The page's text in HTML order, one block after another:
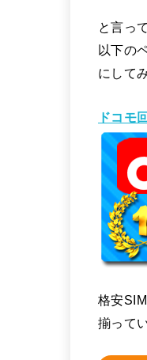
と言っ
以下の
にして
ドコモ
格安
揃って